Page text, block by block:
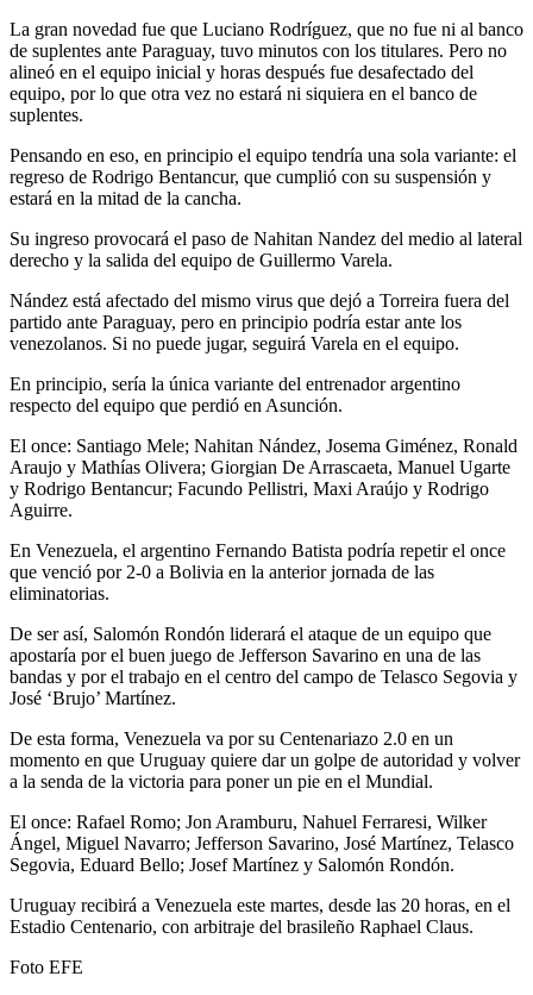
La gran novedad fue que Luciano Rodríguez, que no fue ni al banco
de suplentes ante Paraguay, tuvo minutos con los titulares. Pero no
alineó en el equipo inicial y horas después fue desafectado del
equipo, por lo que otra vez no estará ni siquiera en el banco de
suplentes.
Pensando en eso, en principio el equipo tendría una sola variante: el
regreso de Rodrigo Bentancur, que cumplió con su suspensión y
estará en la mitad de la cancha.
Su ingreso provocará el paso de Nahitan Nandez del medio al lateral
derecho y la salida del equipo de Guillermo Varela.
Nández está afectado del mismo virus que dejó a Torreira fuera del
partido ante Paraguay, pero en principio podría estar ante los
venezolanos. Si no puede jugar, seguirá Varela en el equipo.
En principio, sería la única variante del entrenador argentino
respecto del equipo que perdió en Asunción.
El once: Santiago Mele; Nahitan Nández, Josema Giménez, Ronald
Araujo y Mathías Olivera; Giorgian De Arrascaeta, Manuel Ugarte
y Rodrigo Bentancur; Facundo Pellistri, Maxi Araújo y Rodrigo
Aguirre.
En Venezuela, el argentino Fernando Batista podría repetir el once
que venció por 2-0 a Bolivia en la anterior jornada de las
eliminatorias.
De ser así, Salomón Rondón liderará el ataque de un equipo que
apostaría por el buen juego de Jefferson Savarino en una de las
bandas y por el trabajo en el centro del campo de Telasco Segovia y
José ‘Brujo’ Martínez.
De esta forma, Venezuela va por su Centenariazo 2.0 en un
momento en que Uruguay quiere dar un golpe de autoridad y volver
a la senda de la victoria para poner un pie en el Mundial.
El once: Rafael Romo; Jon Aramburu, Nahuel Ferraresi, Wilker
Ángel, Miguel Navarro; Jefferson Savarino, José Martínez, Telasco
Segovia, Eduard Bello; Josef Martínez y Salomón Rondón.
Uruguay recibirá a Venezuela este martes, desde las 20 horas, en el
Estadio Centenario, con arbitraje del brasileño Raphael Claus.
Foto EFE